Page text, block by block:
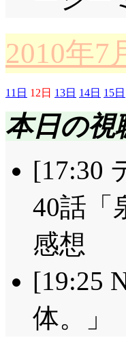
て平
じます
永遠に
ED:
な地形
盛り土
純な坂
なる
だけだ
ったと
木ノ
おまけ
よ
いだけ
は, ナ
するナ
も存在
ED14:
九尾化
すると
倒すこ
EDの
ていま
ついて
下らな
が泣き
経緯な
見届け
飛ばし
な気が
武器は
技・七
る」っ
されま
すら会
化しち
ら, ム
日記
あって
本当の
に連れ
か!」
ー, ま
こうい
気がし
ん! だ,
2010年7
11日 12日 13日 14日 15日
本日の視
[17:30
40話「
感想
[19:25
体。」